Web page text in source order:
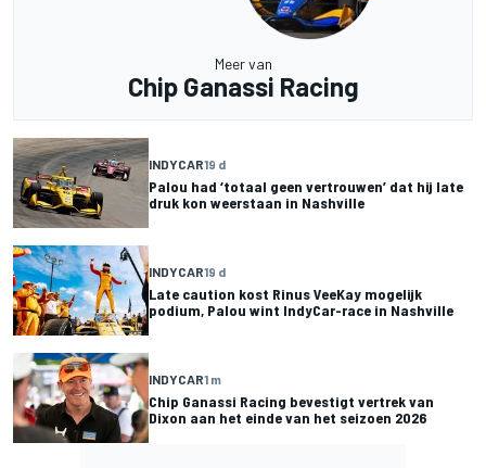
Meer van
Chip Ganassi Racing
INDYCAR19 d
Palou had ‘totaal geen vertrouwen’ dat hij late
druk kon weerstaan in Nashville
INDYCAR19 d
Late caution kost Rinus VeeKay mogelijk
podium, Palou wint IndyCar-race in Nashville
INDYCAR1 m
Chip Ganassi Racing bevestigt vertrek van
Dixon aan het einde van het seizoen 2026